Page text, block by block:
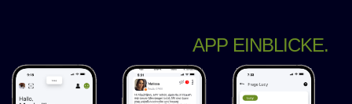
APP EINBLICKE.